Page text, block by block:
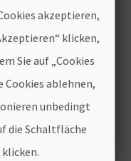
akzeptieren,
klicken,
Sie auf „Cookies
ablehnen,
unbedingt
die Schaltfläche
klicken.